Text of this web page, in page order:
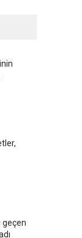
geçen